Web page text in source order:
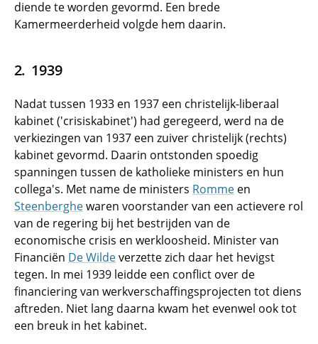
diende te worden gevormd. Een brede
Kamermeerderheid volgde hem daarin.
1939
Nadat tussen 1933 en 1937 een christelijk-liberaal
kabinet ('crisiskabinet') had geregeerd, werd na de
verkiezingen van 1937 een zuiver christelijk (rechts)
kabinet gevormd. Daarin ontstonden spoedig
spanningen tussen de katholieke ministers en hun
collega's. Met name de ministers Romme en
Steenberghewaren voorstander van een actievere rol
van de regering bij het bestrijden van de
economische crisis en werkloosheid. Minister van
Financiën De Wildeverzette zich daar het hevigst
tegen. In mei 1939 leidde een conflict over de
financiering van werkverschaffingsprojecten tot diens
aftreden. Niet lang daarna kwam het evenwel ook tot
een breuk in het kabinet.